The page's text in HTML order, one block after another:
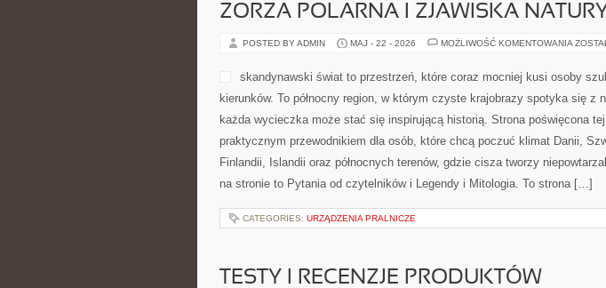
ZORZA POLARNA I ZJAWISKA NATURY
POSTED BY ADMIN MAJ - 22 - 2026 MOŻLIWOŚĆ KOMENTOWANIA ZORZA
skandynawski świat to przestrzeń, które coraz mocniej kusi osoby
kierunków. To północny region, w którym czyste krajobrazy spotyka się z
każda wycieczka może stać się inspirującą historią. Strona poświęcona
praktycznym przewodnikiem dla osób, które chcą poczuć klimat Danii,
Finlandii, Islandii oraz północnych terenów, gdzie cisza tworzy
na stronie to Pytania od czytelników i Legendy i Mitologia. To strona […]
CATEGORIES: URZĄDZENIA PRALNICZE
TESTY I RECENZJE PRODUKTÓW